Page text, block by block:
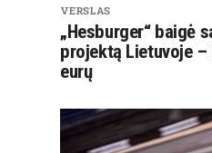
VERSLAS
„Hesburger“ baigė
projektą Lietuvoje –
eurų